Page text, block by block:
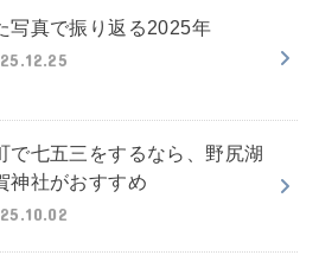
写真で振り返る2025年
で七五三をするなら、野尻湖
神社がおすすめ